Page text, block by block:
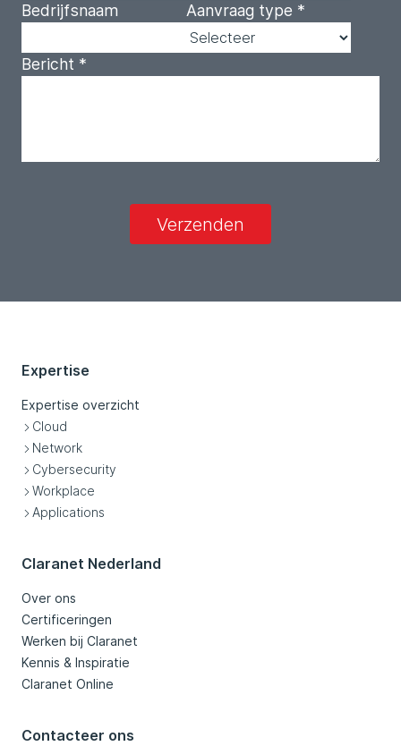
Bedrijfsnaam Aanvraag type *
Bericht *
Verzenden
Expertise
Expertise overzicht
Cloud
Network
Cybersecurity
Workplace
Applications
Claranet Nederland
Over ons
Certificeringen
Werken bij Claranet
Kennis & Inspiratie
Claranet Online
Contacteer ons